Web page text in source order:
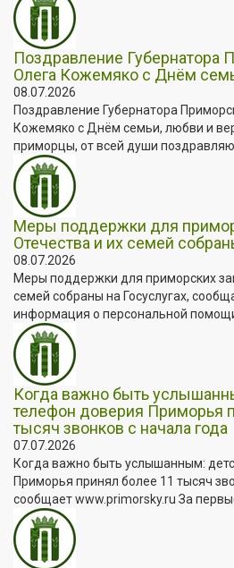
Поздравление Губернатора
Олега Кожемяко с Днём
08.07.2026
Поздравление Губернатора
Кожемяко с Днём семьи, любви и
приморцы, от всей души поздравляю
Меры поддержки для
Отечества и их семей
08.07.2026
Меры поддержки для приморских
семей собраны на Госуслугах,
информация о персональной
Когда важно быть
телефон доверия Приморья
тысяч звонков с начала года
07.07.2026
Когда важно быть услышанным:
Приморья принял более 11 тысяч
сообщает www.primorsky.ru За